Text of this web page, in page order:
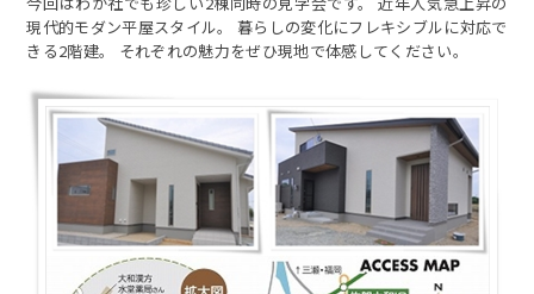
現代的モダン平屋スタイル。 暮らしの変化にフレキシブルに対応で
きる2階建。 それぞれの魅力をぜひ現地で体感してください。